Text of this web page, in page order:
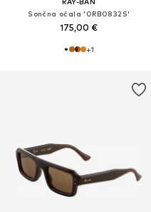
Sončna očala '0RB0832S'
175,00 €
+1